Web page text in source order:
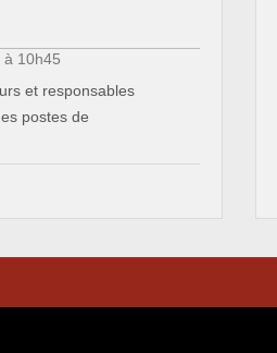
à 10h45
et responsables
postes de